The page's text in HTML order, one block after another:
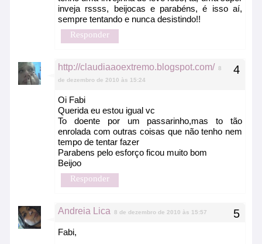
inveja rssss, beijocas e parabéns, é isso aí,
sempre tentando e nunca desistindo!!
Responder
http://claudiaaoextremo.blogspot.com/ 8
de dezembro de 2010 às 15:24
Oi Fabi
Querida eu estou igual vc
To doente por um passarinho,mas to tão
enrolada com outras coisas que não tenho nem
tempo de tentar fazer
Parabens pelo esforço ficou muito bom
Beijoo
Responder
Andreia Lica 8 de dezembro de 2010 às 15:57
Fabi,